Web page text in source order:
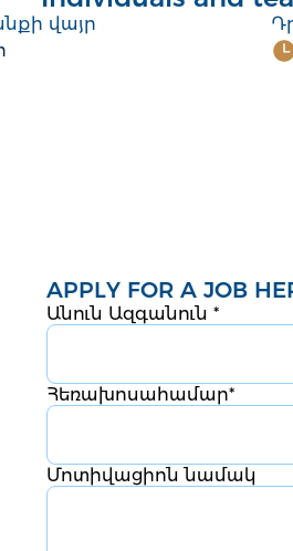
վայր
APPLY FOR A JOB
Անուն Ազգանուն *
Հեռախոսահամար*
Մոտիվացիոն նամակ